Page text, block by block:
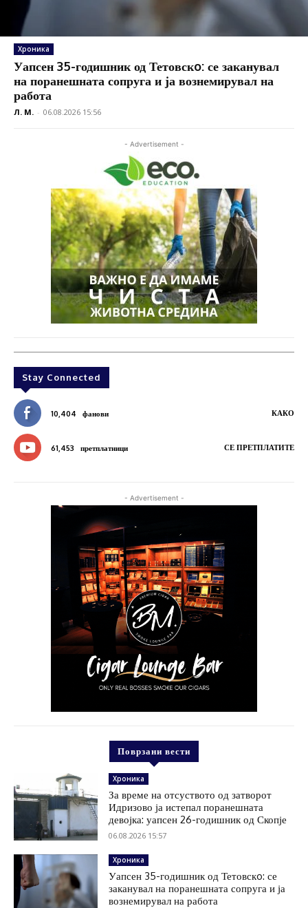
Хроника
Уапсен 35-годишник од Тетовскo: се заканувал
на поранешната сопруга и ја вознемирувал на
работа
Л. М. - 06.08.2026 15:56
- Advertisement -
Stay Connected
10,404 фанови КАКО
61,453 претплатници СЕ ПРЕТПЛАТИТЕ
- Advertisement -
Поврзани вести
Хроника
За време на отсуството од затворот
Идризово ја истепал поранешната
девојка: уапсен 26-годишник од Скопје
06.08.2026 15:57
Хроника
Уапсен 35-годишник од Тетовскo: се
заканувал на поранешната сопруга и ја
вознемирувал на работа